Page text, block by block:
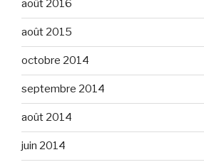
août 2016
août 2015
octobre 2014
septembre 2014
août 2014
juin 2014